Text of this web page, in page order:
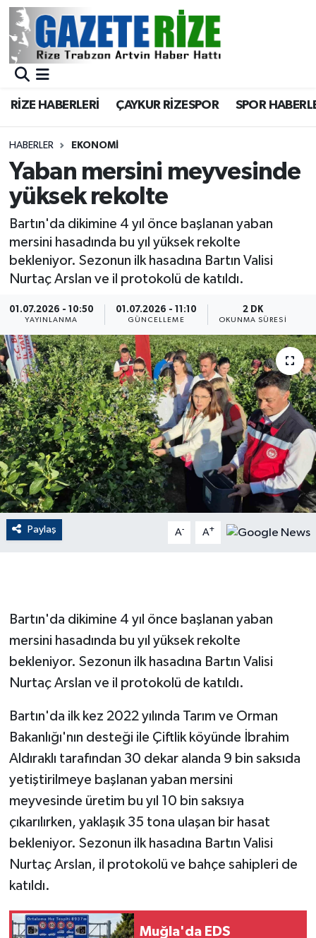
RİZE HABERLERİ ÇAYKUR RİZESPOR SPOR
HABERLER EKONOMİ
Yaban mersini meyvesinde
yüksek rekolte
Bartın'da dikimine 4 yıl önce başlanan yaban
mersini hasadında bu yıl yüksek rekolte
bekleniyor. Sezonun ilk hasadına Bartın Valisi
Nurtaç Arslan ve il protokolü de katıldı.
01.07.2026 - 10:50
YAYINLANMA
01.07.2026 - 11:10
GÜNCELLEME
2 DK
OKUNMA SÜRESI
Paylaş A- A+
Bartın'da dikimine 4 yıl önce başlanan yaban
mersini hasadında bu yıl yüksek rekolte
bekleniyor. Sezonun ilk hasadına Bartın Valisi
Nurtaç Arslan ve il protokolü de katıldı.
Bartın'da ilk kez 2022 yılında Tarım ve Orman
Bakanlığı'nın desteği ile Çiftlik köyünde İbrahim
Aldıraklı tarafından 30 dekar alanda 9 bin saksıda
yetiştirilmeye başlanan yaban mersini
meyvesinde üretim bu yıl 10 bin saksıya
çıkarılırken, yaklaşık 35 tona ulaşan bir hasat
bekleniyor. Sezonun ilk hasadına Bartın Valisi
Nurtaç Arslan, il protokolü ve bahçe sahipleri de
katıldı.
Muğla'da EDS
BÖLGEMİZ
Asayiş
Rize Jandarma Komutanlığı
Bilim Teknoloji
Advertising news
Canlı Maç
ÇEVRE
Dış Haberler
Dünya
EĞİTİM
EKONOMİ
English News
GENEL
Güvenlik
HABERDE İNSAN
İş Dünyası
Jandarma
Kadın
Merkez Nöbetçi Eczaneler
Merkez Trafik Yoğunluk Haritası
Süper Lig Puan Durumu ve Fikstür
Tüm Manşetler
Son Dakika Haberleri
Haber Arşivi